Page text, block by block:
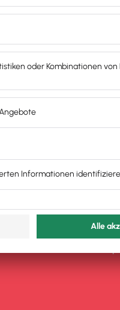
einzuziehen und an
bei der
Monat Zeit & Geld